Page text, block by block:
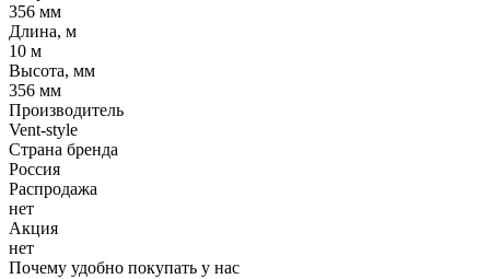
356 мм
Длина, м
10 м
Высота, мм
356 мм
Производитель
Vent-style
Страна бренда
Россия
Распродажа
нет
Акция
нет
Почему удобно покупать у нас